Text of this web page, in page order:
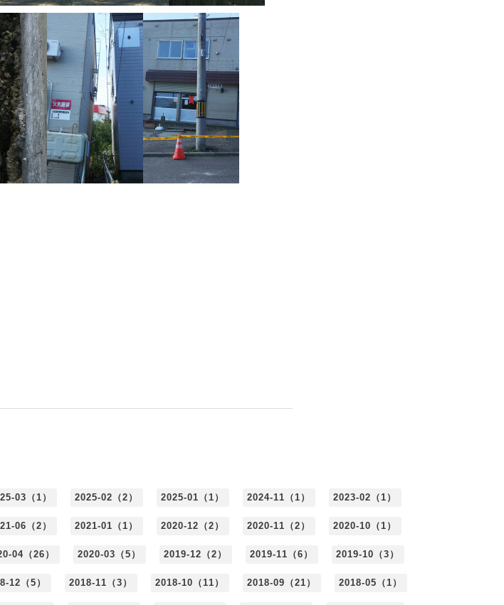
03（1） 2025-02（2） 2025-01（1） 2024-11（1） 2023-02（1）
06（2） 2021-01（1） 2020-12（2） 2020-11（2） 2020-10（1）
04（26） 2020-03（5） 2019-12（2） 2019-11（6） 2019-10（3）
12（5） 2018-11（3） 2018-10（11） 2018-09（21） 2018-05（1）